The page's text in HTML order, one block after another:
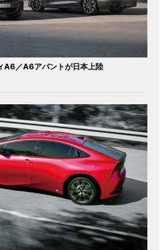
A6／A6アバントが日本上陸